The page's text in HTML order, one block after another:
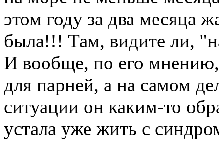
этом году за два месяца
была!!! Там, видите ли,
И вообще, по его
для парней, а на самом
ситуации он каким-то
устала уже жить с